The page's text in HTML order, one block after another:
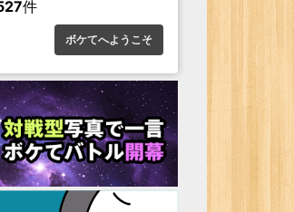
件
ボケてへようこそ